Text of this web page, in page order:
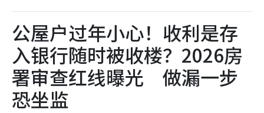
公屋户过年小心！收利是存
入银行随时被收楼？2026房
署审查红线曝光 做漏一步
恐坐监